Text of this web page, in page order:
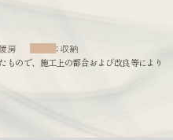
ので、施工上の都合および改良等により